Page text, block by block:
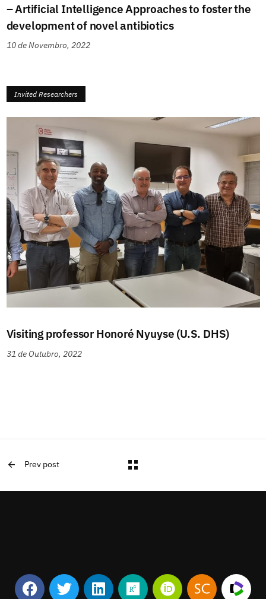
– Artificial Intelligence Approaches to foster the
development of novel antibiotics
10 de Novembro, 2022
Invited Researchers
Visiting professor Honoré Nyuyse (U.S. DHS)
31 de Outubro, 2022
Prev post